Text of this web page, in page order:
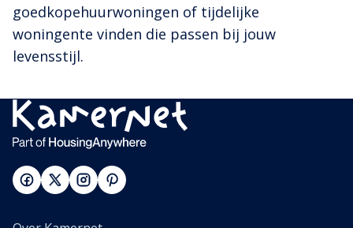
goedkopehuurwoningen of tijdelijke
woningente vinden die passen bij jouw
levensstijl.